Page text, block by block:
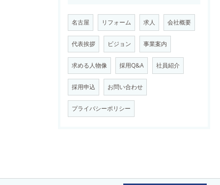
名古屋 リフォーム 求人 会社概要
代表挨拶 ビジョン 事業案内
求める人物像 採用Q&A 社員紹介
採用申込 お問い合わせ
プライバシーポリシー